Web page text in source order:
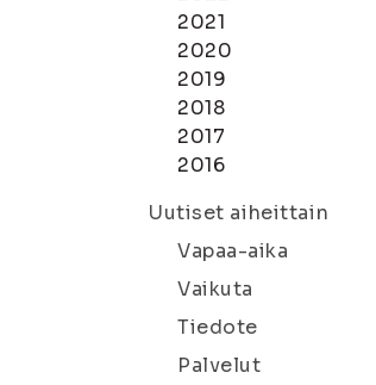
2021
2020
2019
2018
2017
2016
Uutiset aiheittain
Vapaa-aika
Vaikuta
Tiedote
Palvelut